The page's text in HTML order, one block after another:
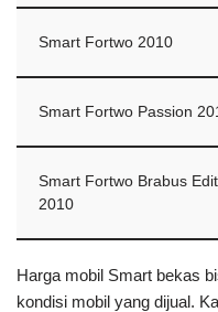
Smart Fortwo 2010
Smart Fortwo Passion
Smart Fortwo Brabus
2010
Harga mobil Smart bekas
kondisi mobil yang dijual.